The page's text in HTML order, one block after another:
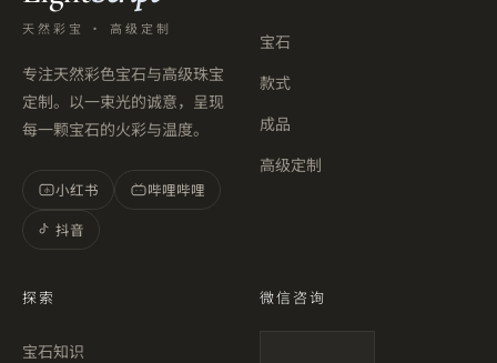
天然彩宝 · 高级定制
专注天然彩色宝石与高级珠宝
定制。以一束光的诚意，呈现
每一颗宝石的火彩与温度。
小 小红书
哔哩哔哩
抖音
宝石
款式
成品
高级定制
探索
宝石知识
微信咨询